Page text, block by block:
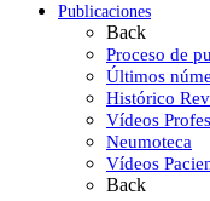
Publicaciones
Back
Proceso de
Últimos
Histórico
Vídeos
Neumoteca
Vídeos
Back